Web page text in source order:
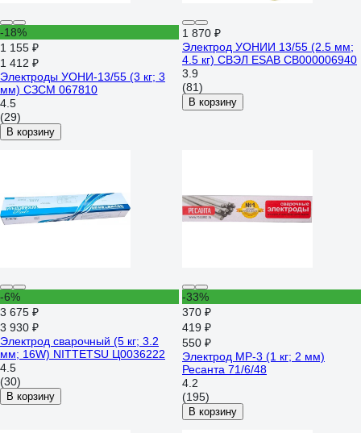
-18%
1 155 ₽
1 412 ₽
Электроды УОНИ-13/55 (3 кг; 3
мм) СЗСМ 067810
4.5
(29)
В корзину
1 870 ₽
Электрод УОНИИ 13/55 (2.5 мм;
4.5 кг) СВЭЛ ESAB СВ000006940
3.9
(81)
В корзину
-6%
3 675 ₽
3 930 ₽
Электрод сварочный (5 кг; 3.2
мм; 16W) NITTETSU Ц0036222
4.5
(30)
В корзину
-33%
370 ₽
419 ₽
550 ₽
Электрод МР-3 (1 кг; 2 мм)
Ресанта 71/6/48
4.2
(195)
В корзину